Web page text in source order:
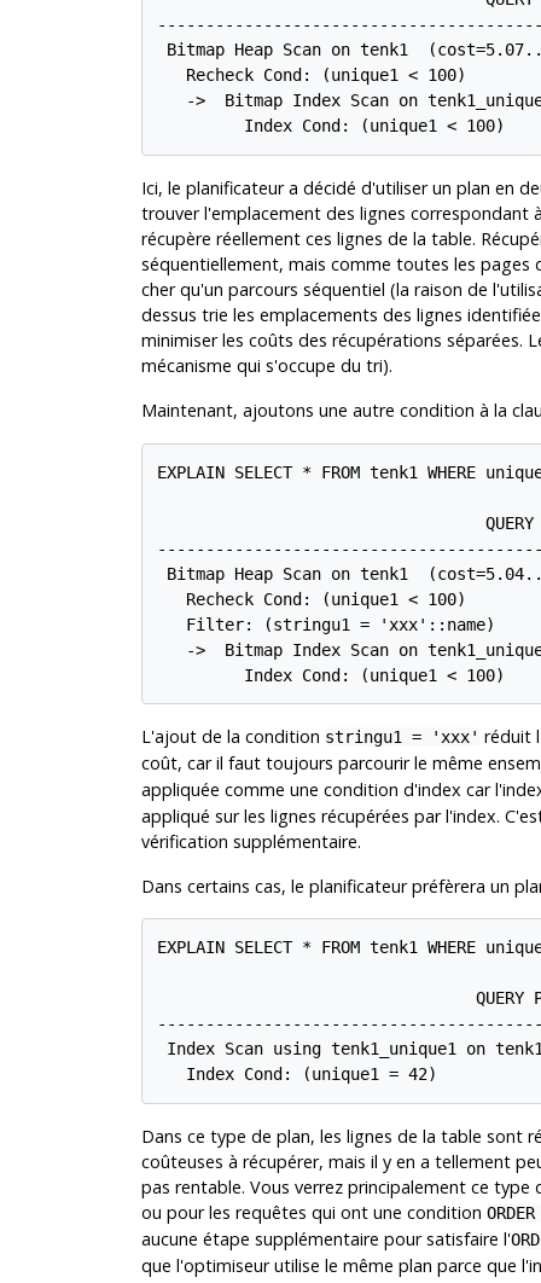
Bitmap Heap Scan on tenk1
   Recheck Cond: (unique1 < 100)
->  Bitmap Index Scan on
         Index Cond: (unique1 < 100)
Ici, le planificateur a décidé d'utiliser un plan en
trouver l'emplacement des lignes
récupère réellement ces lignes de la table.
séquentiellement, mais comme toutes les
cher qu'un parcours séquentiel (la raison de
dessus trie les emplacements des lignes
minimiser les coûts des récupérations séparées.
mécanisme qui s'occupe du tri).
Maintenant, ajoutons une autre condition à la
EXPLAIN SELECT * FROM tenk1 WHERE
QUERY
Bitmap Heap Scan on tenk1
   Recheck Cond: (unique1 < 100)
   Filter: (stringu1 = 'xxx'::name)
->  Bitmap Index Scan on
         Index Cond: (unique1 < 100)
L'ajout de la condition stringu1 = 'xxx' réduit
coût, car il faut toujours parcourir le même
appliquée comme une condition d'index car
appliqué sur les lignes récupérées par l'index.
vérification supplémentaire.
Dans certains cas, le planificateur préfèrera un
EXPLAIN SELECT * FROM tenk1 WHERE
QUERY
Index Scan using tenk1_unique1 on
   Index Cond: (unique1 = 42)
Dans ce type de plan, les lignes de la table sont
coûteuses à récupérer, mais il y en a tellement
pas rentable. Vous verrez principalement ce
ou pour les requêtes qui ont une condition
aucune étape supplémentaire pour satisfaire l'
que l'optimiseur utilise le même plan parce que